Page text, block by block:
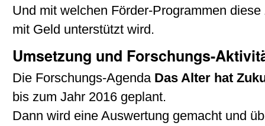
Und mit welchen Förder-Programmen
mit Geld unterstützt wird.
Umsetzung und Forschungs-
Die Forschungs-Agenda Das Alter hat
bis zum Jahr 2016 geplant.
Dann wird eine Auswertung gemacht und